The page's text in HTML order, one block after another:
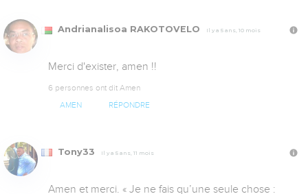
Andrianalisoa RAKOTOVELO Il y a 5 ans, 10 mois
Merci d'exister, amen !!
6 personnes ont dit Amen
AMEN RÉPONDRE
Tony33 Il y a 5 ans, 11 mois
Amen et merci. « Je ne fais qu’une seule chose :